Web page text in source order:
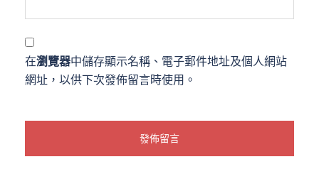
在瀏覽器中儲存顯示名稱、電子郵件地址及個人網站
網址，以供下次發佈留言時使用。